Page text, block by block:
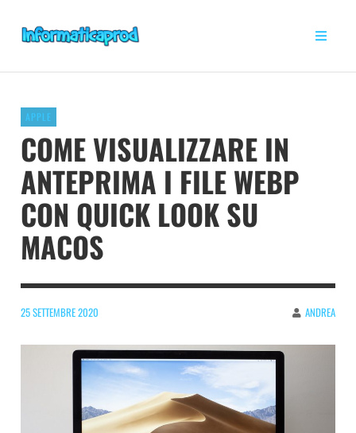
APPLE
COME VISUALIZZARE IN
ANTEPRIMA I FILE WEBP
CON QUICK LOOK SU
MACOS
25 SETTEMBRE 2020 ANDREA